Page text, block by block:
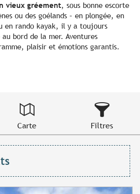
vieux gréement, sous bonne escorte
ou des goélands – en plongée, en
en rando kayak, il y a toujours
bord de la mer. Aventures
plaisir et émotions garantis.
Carte Filtres